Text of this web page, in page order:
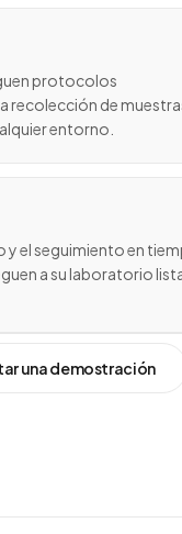
protocolos
recolección de
entorno.
y el seguimiento en
a su laboratorio
una demostración